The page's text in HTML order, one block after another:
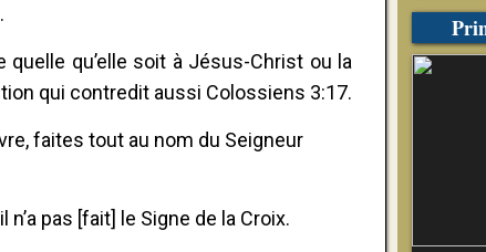
qu’elle soit à Jésus-Christ ou la
qui contredit aussi Colossiens 3:17.
faites tout au nom du Seigneur
pas [fait] le Signe de la Croix.